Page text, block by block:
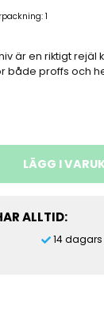
1
är en riktigt rejäl
både proffs och
LÄGG I
ALLTID:
14